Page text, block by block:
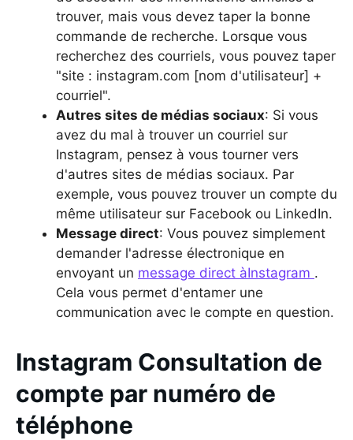
trouver, mais vous devez taper la bonne
commande de recherche. Lorsque vous
recherchez des courriels, vous pouvez taper
"site : instagram.com [nom d'utilisateur] +
courriel".
Autres sites de médias sociaux: Si vous
avez du mal à trouver un courriel sur
Instagram, pensez à vous tourner vers
d'autres sites de médias sociaux. Par
exemple, vous pouvez trouver un compte du
même utilisateur sur Facebook ou LinkedIn.
Message direct: Vous pouvez simplement
demander l'adresse électronique en
envoyant un message direct àInstagram .
Cela vous permet d'entamer une
communication avec le compte en question.
Instagram Consultation de
compte par numéro de
téléphone